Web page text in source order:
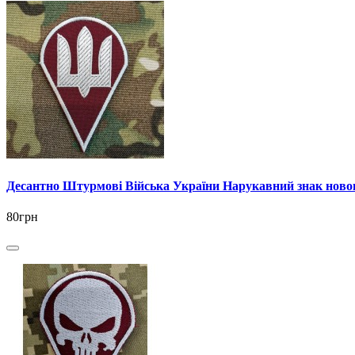
Десантно Штурмові Війська України Нарукавний знак
80грн